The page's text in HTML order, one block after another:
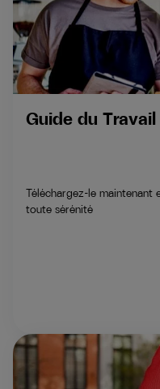
Guide du
Téléchargez-le maintenant
toute sérénité​